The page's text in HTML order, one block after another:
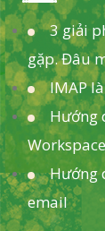
3 giải
gặp. Đâu
IMAP
Hướng
Workspace
Hướng
email